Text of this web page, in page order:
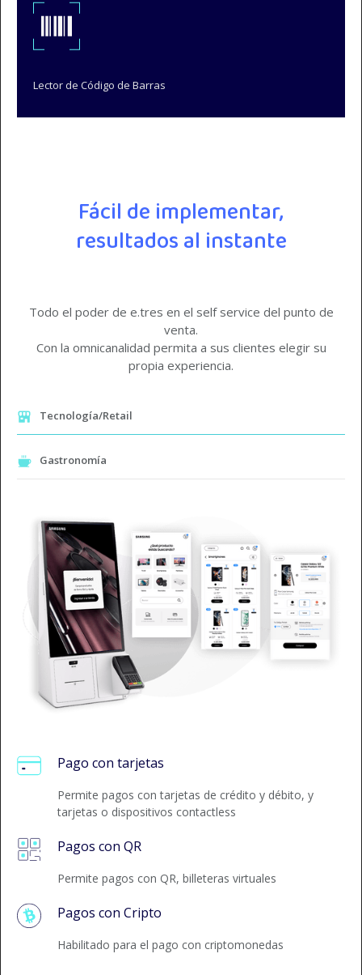
Lector de Código de Barras
Fácil de implementar,
resultados al instante
Todo el poder de e.tres en el self service del punto de
venta.
Con la omnicanalidad permita a sus clientes elegir su
propia experiencia.
Tecnología/Retail
Gastronomía
Pago con tarjetas
Permite pagos con tarjetas de crédito y débito, y
tarjetas o dispositivos contactless
Pagos con QR
Permite pagos con QR, billeteras virtuales
Pagos con Cripto
Habilitado para el pago con criptomonedas